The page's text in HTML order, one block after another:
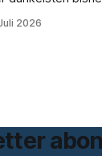
noch bewegt,
2026